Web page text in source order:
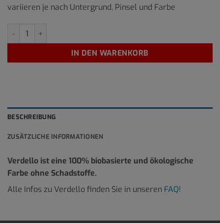
variieren je nach Untergrund, Pinsel und Farbe
GF-21 10 Liter Menge
IN DEN WARENKORB
BESCHREIBUNG
ZUSÄTZLICHE INFORMATIONEN
Verdello ist eine 100% biobasierte und ökologische
Farbe ohne Schadstoffe.
Alle Infos zu Verdello finden Sie in unseren FAQ!